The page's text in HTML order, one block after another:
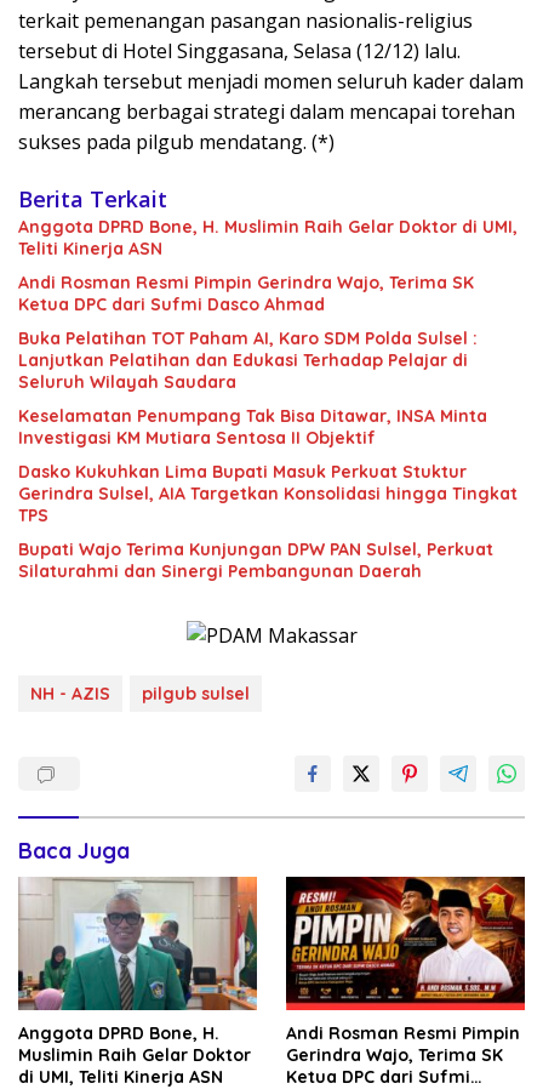
terkait pemenangan pasangan nasionalis-religius
tersebut di Hotel Singgasana, Selasa (12/12) lalu.
Langkah tersebut menjadi momen seluruh kader dalam
merancang berbagai strategi dalam mencapai torehan
sukses pada pilgub mendatang. (*)
Berita Terkait
Anggota DPRD Bone, H. Muslimin Raih Gelar Doktor di UMI,
Teliti Kinerja ASN
Andi Rosman Resmi Pimpin Gerindra Wajo, Terima SK
Ketua DPC dari Sufmi Dasco Ahmad
Buka Pelatihan TOT Paham AI, Karo SDM Polda Sulsel :
Lanjutkan Pelatihan dan Edukasi Terhadap Pelajar di
Seluruh Wilayah Saudara
Keselamatan Penumpang Tak Bisa Ditawar, INSA Minta
Investigasi KM Mutiara Sentosa II Objektif
Dasko Kukuhkan Lima Bupati Masuk Perkuat Stuktur
Gerindra Sulsel, AIA Targetkan Konsolidasi hingga Tingkat
TPS
Bupati Wajo Terima Kunjungan DPW PAN Sulsel, Perkuat
Silaturahmi dan Sinergi Pembangunan Daerah
NH - AZIS pilgub sulsel
Baca Juga
Anggota DPRD Bone, H.
Muslimin Raih Gelar Doktor
di UMI, Teliti Kinerja ASN
Andi Rosman Resmi Pimpin
Gerindra Wajo, Terima SK
Ketua DPC dari Sufmi